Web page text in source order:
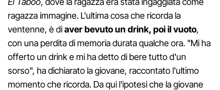
ragazza immagine. L'ultima cosa che ricorda la
ventenne, è diaver bevuto un drink, poi il vuoto,
con una perdita di memoria durata qualche ora. "Mi ha
offerto un drink e mi ha detto di bere tutto d'un
sorso", ha dichiarato la giovane, raccontato l'ultimo
momento che ricorda. Da qui l'ipotesi che la giovane